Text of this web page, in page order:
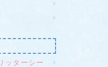
ッターシー